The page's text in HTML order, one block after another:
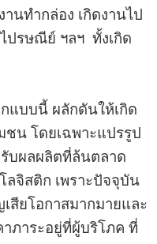
นทำกล่อง เกิดงานไป
ไปรษณีย์ ฯลฯ ทั้งเกิด
แบบนี้ ผลักดันให้เกิด
ชน โดยเฉพาะแปรรูป
รับผลผลิตที่ล้นตลาด
จิสติก เพราะปัจจุบัน
สียโอกาสมากมายและ
ภาระอยู่ที่ผู้บริโภค ที่